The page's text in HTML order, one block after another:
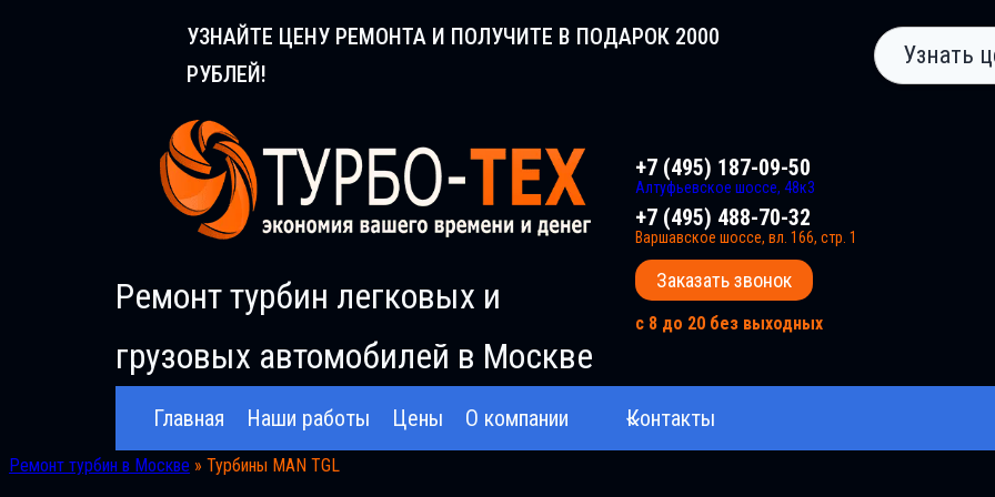
УЗНАЙТЕ ЦЕНУ РЕМОНТА И ПОЛУЧИТЕ В ПОДАРОК 2000
РУБЛЕЙ!
Узнать
Ремонт турбин легковых и
грузовых автомобилей в Москве
+7 (495) 187-09-50
Алтуфьевское шоссе, 48к3
+7 (495) 488-70-32
Варшавское шоссе, вл. 166, стр. 1
Заказать звонок
с 8 до 20 без выходных
Главная Наши работы Цены О компании Контакты
Ремонт турбин в Москве » Турбины MAN TGL